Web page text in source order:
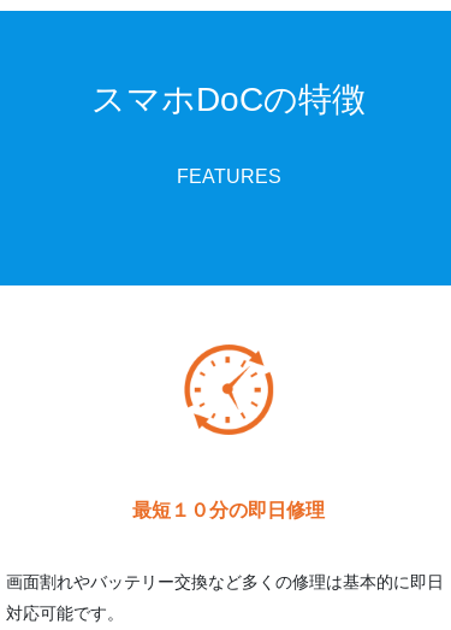
スマホDoCの特徴
FEATURES
最短１０分の即日修理
画面割れやバッテリー交換など多くの修理は基本的に即日
対応可能です。